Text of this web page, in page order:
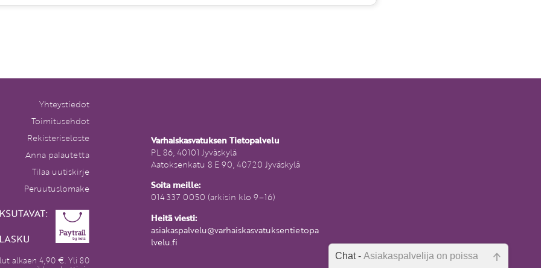
Yhteystiedot
Toimitusehdot
Rekisteriseloste
Anna palautetta
Tilaa uutiskirje
Peruutuslomake
alkaen 4,90 €. Yli 80
Varhaiskasvatuksen Tietopalvelu
PL 86, 40101 Jyväskylä
Aatoksenkatu 8 E 90, 40720 Jyväskylä
Soita meille:
014 337 0050 (arkisin klo 9–16)
Heitä viesti:
asiakaspalvelu@varhaiskasvatuksentietopa
lvelu.fi
Chat -Asiakaspalvelija on poissa